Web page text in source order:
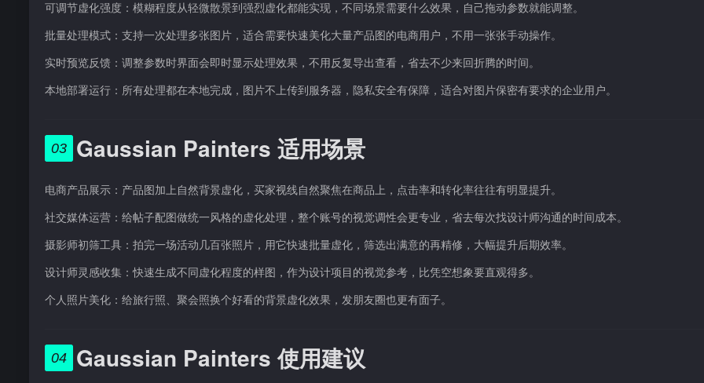
可调节虚化强度：模糊程度从轻微散景到强烈虚化都能实现，不同场景需要什么效果，自己拖动参数就能调整。
批量处理模式：支持一次处理多张图片，适合需要快速美化大量产品图的电商用户，不用一张张手动操作。
实时预览反馈：调整参数时界面会即时显示处理效果，不用反复导出查看，省去不少来回折腾的时间。
本地部署运行：所有处理都在本地完成，图片不上传到服务器，隐私安全有保障，适合对图片保密有要求的企业用户。
03 Gaussian Painters 适用场景
电商产品展示：产品图加上自然背景虚化，买家视线自然聚焦在商品上，点击率和转化率往往有明显提升。
社交媒体运营：给帖子配图做统一风格的虚化处理，整个账号的视觉调性会更专业，省去每次找设计师沟通的时间成本。
摄影师初筛工具：拍完一场活动几百张照片，用它快速批量虚化，筛选出满意的再精修，大幅提升后期效率。
设计师灵感收集：快速生成不同虚化程度的样图，作为设计项目的视觉参考，比凭空想象要直观得多。
个人照片美化：给旅行照、聚会照换个好看的背景虚化效果，发朋友圈也更有面子。
04 Gaussian Painters 使用建议